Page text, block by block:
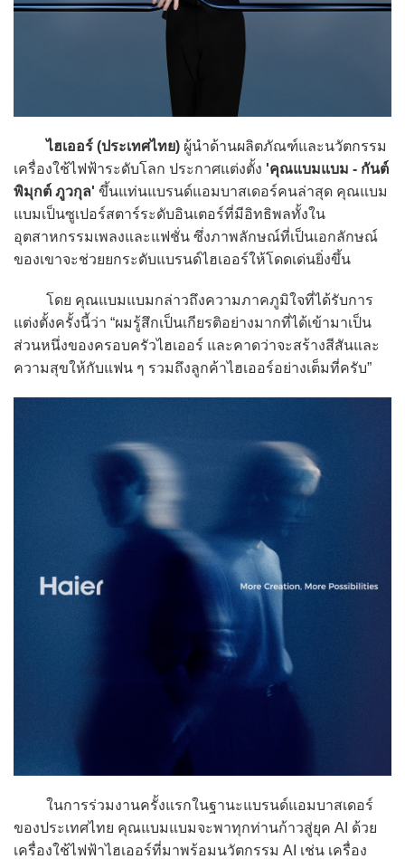
ไฮเออร์ (ประเทศไทย) ผู้นำด้านผลิตภัณฑ์และนวัตกรรม
เครื่องใช้ไฟฟ้าระดับโลก ประกาศแต่งตั้ง 'คุณแบมแบม - กันต์
พิมุกต์ ภูวกุล' ขึ้นแท่นแบรนด์แอมบาสเดอร์คนล่าสุด คุณแบม
แบมเป็นซูเปอร์สตาร์ระดับอินเตอร์ที่มีอิทธิพลทั้งใน
อุตสาหกรรมเพลงและแฟชั่น ซึ่งภาพลักษณ์ที่เป็นเอกลักษณ์
ของเขาจะช่วยยกระดับแบรนด์ไฮเออร์ให้โดดเด่นยิ่งขึ้น
โดย คุณแบมแบมกล่าวถึงความภาคภูมิใจที่ได้รับการ
แต่งตั้งครั้งนี้ว่า “ผมรู้สึกเป็นเกียรติอย่างมากที่ได้เข้ามาเป็น
ส่วนหนึ่งของครอบครัวไฮเออร์ และคาดว่าจะสร้างสีสันและ
ความสุขให้กับแฟน ๆ รวมถึงลูกค้าไฮเออร์อย่างเต็มที่ครับ”
ในการร่วมงานครั้งแรกในฐานะแบรนด์แอมบาสเดอร์
ของประเทศไทย คุณแบมแบมจะพาทุกท่านก้าวสู่ยุค AI ด้วย
เครื่องใช้ไฟฟ้าไฮเออร์ที่มาพร้อมนวัตกรรม AI เช่น เครื่อง